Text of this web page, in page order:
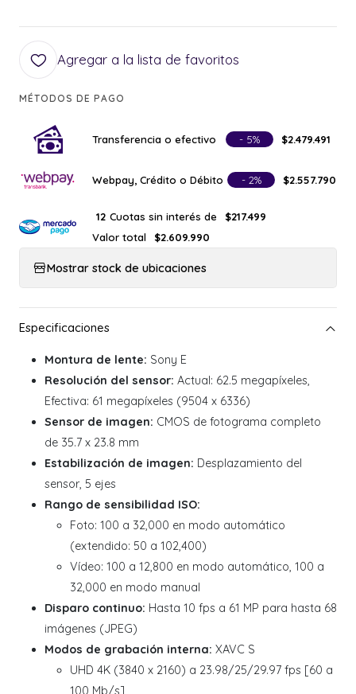
Agregar a la lista de favoritos
MÉTODOS DE PAGO
Transferencia o efectivo - 5% $2.479.491
Webpay, Crédito o Débito - 2% $2.557.790
12 Cuotas sin interés de
$217.499
Valor total
$2.609.990
Mostrar stock de ubicaciones
Montura de lente: Sony E
Resolución del sensor: Actual: 62.5 megapíxeles,
Efectiva: 61 megapíxeles (9504 x 6336)
Sensor de imagen: CMOS de fotograma completo
de 35.7 x 23.8 mm
Estabilización de imagen: Desplazamiento del
sensor, 5 ejes
Rango de sensibilidad ISO:
Foto: 100 a 32,000 en modo automático
(extendido: 50 a 102,400)
Vídeo: 100 a 12,800 en modo automático, 100 a
32,000 en modo manual
Disparo continuo: Hasta 10 fps a 61 MP para hasta 68
imágenes (JPEG)
Modos de grabación interna: XAVC S
UHD 4K (3840 x 2160) a 23.98/25/29.97 fps [60 a